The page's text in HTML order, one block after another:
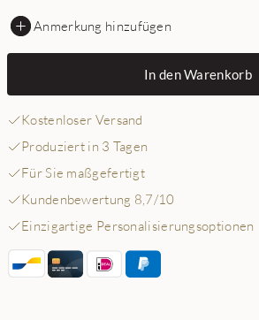
Anmerkung hinzufügen
In den Warenkorb
Kostenloser Versand
Produziert in 3 Tagen
Für Sie maßgefertigt
Kundenbewertung 8,7/10
Einzigartige Personalisierungsoptionen